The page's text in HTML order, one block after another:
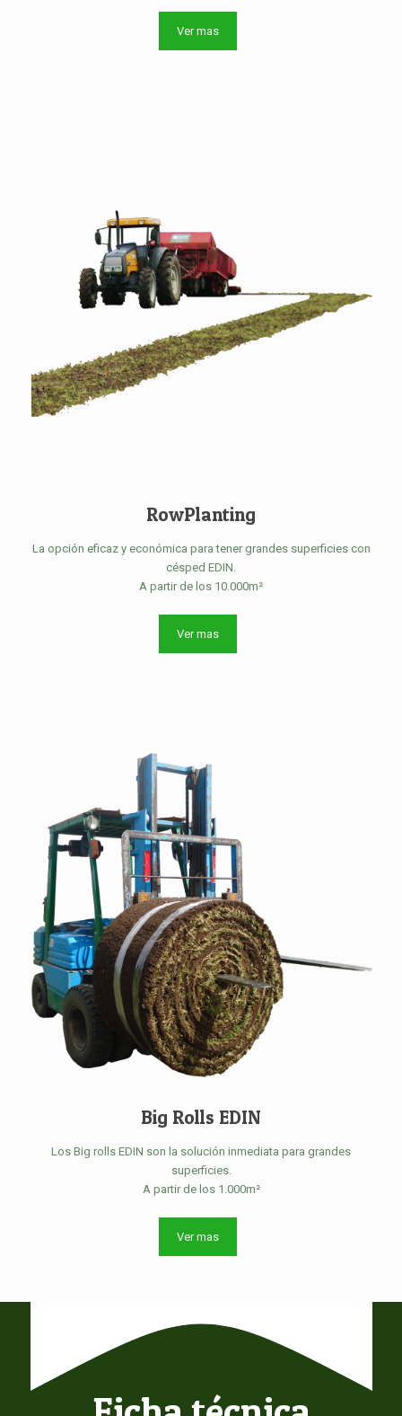
Ver mas
RowPlanting
La opción eficaz y económica para tener grandes superficies con
césped EDIN.
A partir de los 10.000m²
Ver mas
Big Rolls EDIN
Los Big rolls EDIN son la solución inmediata para grandes
superficies.
A partir de los 1.000m²
Ver mas